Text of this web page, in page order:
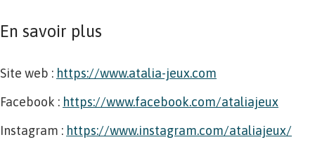
En savoir plus
Site web : https://www.atalia-jeux.com
Facebook : https://www.facebook.com/ataliajeux
Instagram : https://www.instagram.com/ataliajeux/